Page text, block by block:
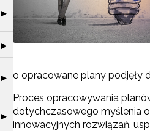
Rozwiń sekcję "Partnerstwo na rzecz
▶
Rozwiń sekcję "Przywództwo"
▶
Rozwiń sekcję "Pilotażowe wdrożenie
▶
Rozwiń sekcję "Szkolenia i doradztwo
▶
o opracowane plany podjęły
Proces opracowywania
dotychczasowego myślenia
innowacyjnych rozwiązań,